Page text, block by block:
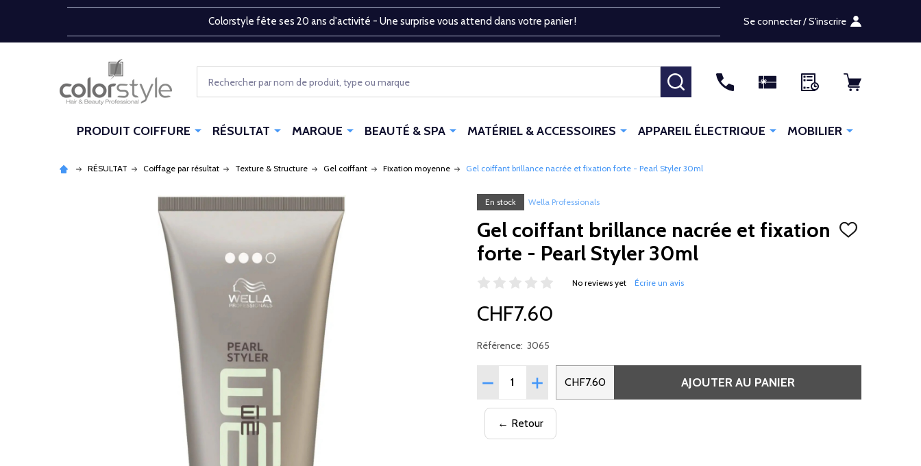
Colorstyle fête ses 20 ans d'activité - Une surprise vous attend dans votre panier ! Se connecter / S'inscrire
RECHERCHER
PRODUIT COIFFURE RÉSULTAT MARQUE BEAUTÉ & SPA MATÉRIEL & ACCESSOIRES APPAREIL ÉLECTRIQUE MOBILIER
RÉSULTAT Coiffage par résultat Texture & Structure Gel coiffant Fixation moyenne Gel coiffant brillance nacrée et fixation forte - Pearl Styler 30ml
En stock Wella Professionals
Gel coiffant brillance nacrée et fixation
forte - Pearl Styler 30ml
AJOUTER
No reviews yet Écrire un avis
CHF7.60
Référence: 3065
Quantité:
RÉDUIRE LA QUANTITÉ DE GEL COIFFANT BRILLANCE NACRÉE ET FIXATION FORTE -
AUGMENTER LA QUANTITÉ DE GEL COIFFANT BRILLANCE NACRÉE ET
CHF7.60 AJOUTER AU PANIER
← Retour